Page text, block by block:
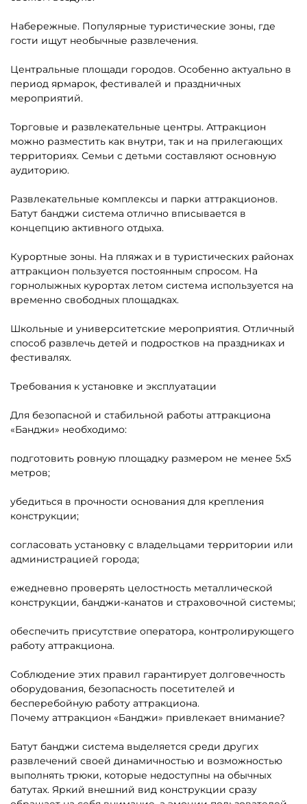
Набережные. Популярные туристические зоны, где
гости ищут необычные развлечения.
Центральные площади городов. Особенно актуально в
период ярмарок, фестивалей и праздничных
мероприятий.
Торговые и развлекательные центры. Аттракцион
можно разместить как внутри, так и на прилегающих
территориях. Семьи с детьми составляют основную
аудиторию.
Развлекательные комплексы и парки аттракционов.
Батут банджи система отлично вписывается в
концепцию активного отдыха.
Курортные зоны. На пляжах и в туристических районах
аттракцион пользуется постоянным спросом. На
горнолыжных курортах летом система используется на
временно свободных площадках.
Школьные и университетские мероприятия. Отличный
способ развлечь детей и подростков на праздниках и
фестивалях.
Требования к установке и эксплуатации
Для безопасной и стабильной работы аттракциона
«Банджи» необходимо:
подготовить ровную площадку размером не менее 5х5
метров;
убедиться в прочности основания для крепления
конструкции;
согласовать установку с владельцами территории или
администрацией города;
ежедневно проверять целостность металлической
конструкции, банджи-канатов и страховочной системы;
обеспечить присутствие оператора, контролирующего
работу аттракциона.
Соблюдение этих правил гарантирует долговечность
оборудования, безопасность посетителей и
бесперебойную работу аттракциона.
Почему аттракцион «Банджи» привлекает внимание?
Батут банджи система выделяется среди других
развлечений своей динамичностью и возможностью
выполнять трюки, которые недоступны на обычных
батутах. Яркий внешний вид конструкции сразу